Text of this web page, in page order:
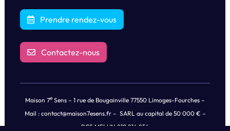
Prendre rendez-vous
Contactez-nous
Maison 7e Sens – 1 rue de Bougainville 77550 Limoges-Fourches –
Mail : contact@maison7esens.fr– SARL au capital de 50 000 € –
RCS MELUN 819 814 856